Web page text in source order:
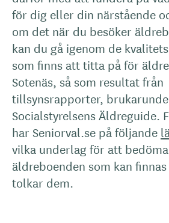
för dig eller din närstående
om det när du besöker
kan du gå igenom de
som finns att titta på för
Sotenäs, så som resultat från
tillsynsrapporter,
Socialstyrelsens Äldreguide.
har Seniorval.se på följande
vilka underlag för att
äldreboenden som kan
tolkar dem.